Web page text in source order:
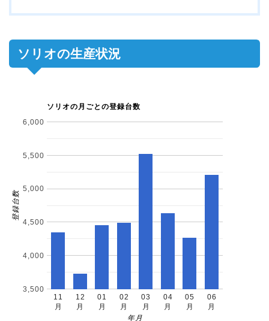
ソリオの生産状況
ソリオの月ごとの登録台数
11
月
12
月
01
月
02
月
03
月
04
月
05
月
06
月
3,500
4,000
4,500
5,000
5,500
6,000
年月
登録台数